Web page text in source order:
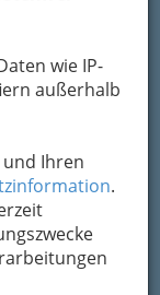
wie IP-
außerhalb
Ihren
.
Mails zu
Stelle zur
sicheres
dem
an das